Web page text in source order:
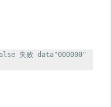
失败 data"000000"